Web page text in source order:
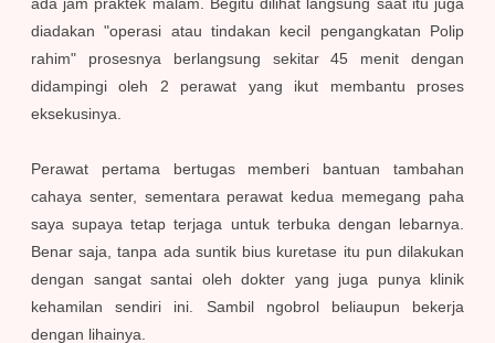
ada jam praktek malam. Begitu dilihat langsung saat itu juga
diadakan "operasi atau tindakan kecil pengangkatan Polip
rahim" prosesnya berlangsung sekitar 45 menit dengan
didampingi oleh 2 perawat yang ikut membantu proses
eksekusinya.
Perawat pertama bertugas memberi bantuan tambahan
cahaya senter, sementara perawat kedua memegang paha
saya supaya tetap terjaga untuk terbuka dengan lebarnya.
Benar saja, tanpa ada suntik bius kuretase itu pun dilakukan
dengan sangat santai oleh dokter yang juga punya klinik
kehamilan sendiri ini. Sambil ngobrol beliaupun bekerja
dengan lihainya.